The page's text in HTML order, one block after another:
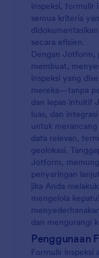
inspeksi, formulir
semua kriteria
secara efisien.
Dengan Jotform,
membuat,
inspeksi yang
mereka—tanpa
dan lepas intuitif
luas, dan
untuk
data relevan,
geolokasi.
Jotform,
penyaringan
jika Anda
mengelola
dan mengurangi
Penggunaan
Formulir inspeksi